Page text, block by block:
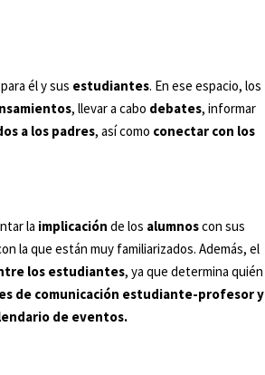
él y sus estudiantes. En ese espacio, los
, llevar a cabo debates, informar
a los padres, así como conectar con los
la implicación de los alumnoscon sus
la que están muy familiarizados. Además, el
los estudiantes, ya que determina quién
de comunicación estudiante-profesor y
de eventos.